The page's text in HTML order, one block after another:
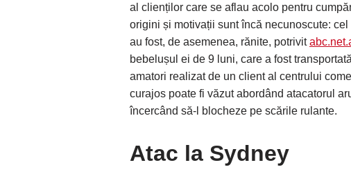
al clienților care se aflau acolo pentru
origini și motivații sunt încă necunoscute:
au fost, de asemenea, rănite, potrivit
bebelușul ei de 9 luni, care a fost
amatori realizat de un client al centrului
curajos poate fi văzut abordând atacatorul
încercând să-l blocheze pe scările rulante.
Atac la Sydney